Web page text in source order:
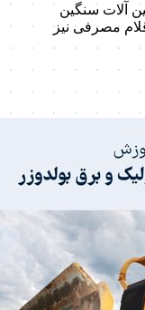
آلات سنگین
مصرفی نیز